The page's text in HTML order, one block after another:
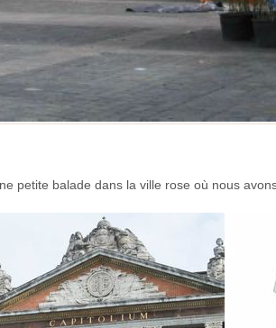
petite balade dans la ville rose où nous